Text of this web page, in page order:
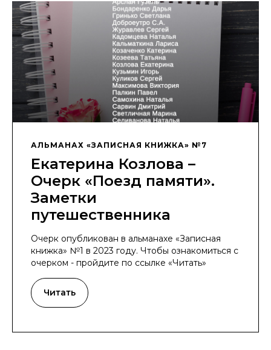
АЛЬМАНАХ «ЗАПИСНАЯ КНИЖКА» №7
Екатерина Козлова –
Очерк «Поезд памяти».
Заметки
путешественника
Очерк опубликован в альманахе «Записная
книжка» №1 в 2023 году. Чтобы ознакомиться с
очерком - пройдите по ссылке «Читать»
Читать